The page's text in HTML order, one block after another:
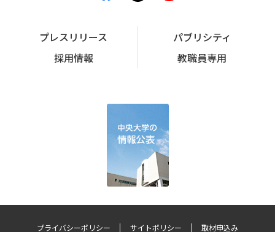
プレスリリース
パブリシティ
採用情報
教職員専用
プライバシーポリシー サイトポリシー 取材申込み